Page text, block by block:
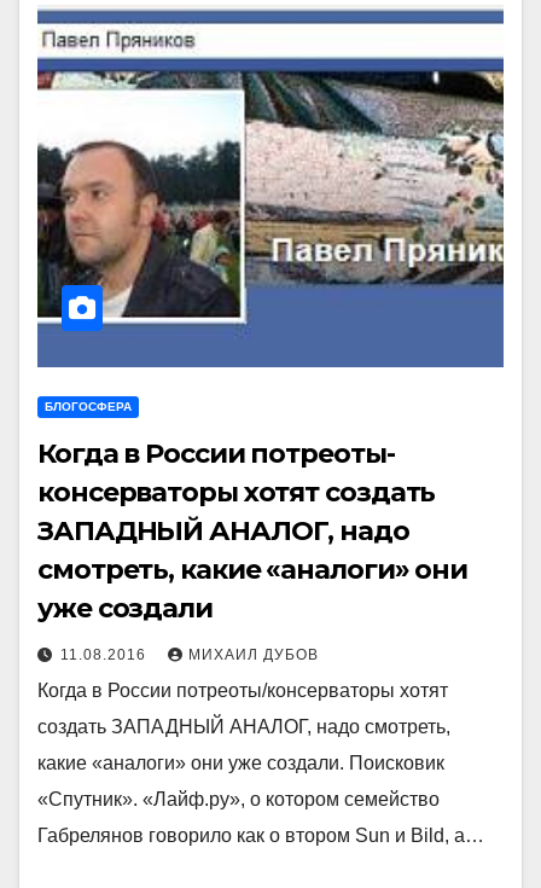
БЛОГОСФЕРА
Когда в России потреоты-
консерваторы хотят создать
ЗАПАДНЫЙ АНАЛОГ, надо
смотреть, какие «аналоги» они
уже создали
11.08.2016 МИХАИЛ ДУБОВ
Когда в России потреоты/консерваторы хотят
создать ЗАПАДНЫЙ АНАЛОГ, надо смотреть,
какие «аналоги» они уже создали. Поисковик
«Спутник». «Лайф.ру», о котором семейство
Габрелянов говорило как о втором Sun и Bild, а…